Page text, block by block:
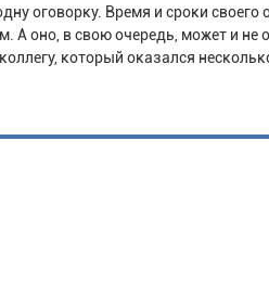
оговорку. Время и сроки
А оно, в свою очередь, может и не
который оказался